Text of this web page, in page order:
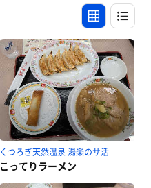
くつろぎ天然温泉 湯楽のサ活
こってりラーメン